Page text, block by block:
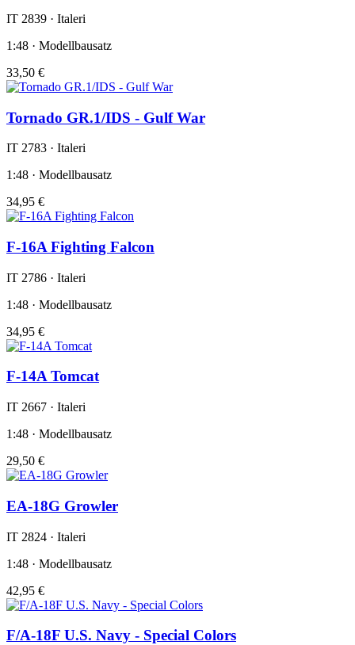
IT 2839 · Italeri
1:48 · Modellbausatz
33,50 €
Tornado GR.1/IDS - Gulf War
IT 2783 · Italeri
1:48 · Modellbausatz
34,95 €
F-16A Fighting Falcon
IT 2786 · Italeri
1:48 · Modellbausatz
34,95 €
F-14A Tomcat
IT 2667 · Italeri
1:48 · Modellbausatz
29,50 €
EA-18G Growler
IT 2824 · Italeri
1:48 · Modellbausatz
42,95 €
F/A-18F U.S. Navy - Special Colors